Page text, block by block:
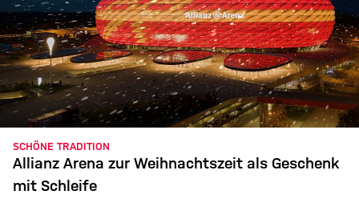
SCHÖNE TRADITION
Allianz Arena zur Weihnachtszeit als Geschenk
mit Schleife